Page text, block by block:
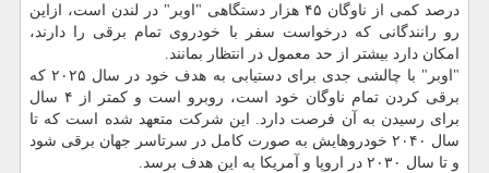
درصد کمی از ناوگان ۴۵ هزار دستگاهی "اوبر" در لندن است، ازاین
رو رانندگانی که درخواست سفر با خودروی تمام برقی را دارند،
امکان دارد بیشتر از حد معمول در انتظار بمانند.
"اوبر" با چالشی جدی برای دستیابی به هدف خود در سال ۲۰۲۵ که
برقی کردن تمام ناوگان خود است، روبرو است و کمتر از ۴ سال
برای رسیدن به آن فرصت دارد. این شرکت متعهد شده است که تا
سال ۲۰۴۰ خودروهایش به صورت کامل در سرتاسر جهان برقی شود
و تا سال ۲۰۳۰ در اروپا و آمریکا به این هدف برسد.